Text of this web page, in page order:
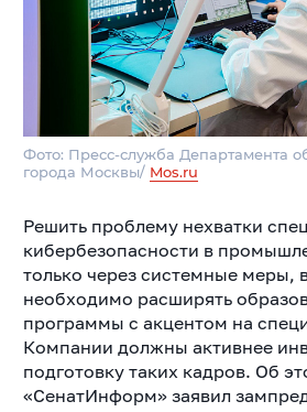
Фото: Пресс-служба Департамента
города Москвы/ Mos.ru
Решить проблему нехватки
кибербезопасности в
только через системные меры,
необходимо расширять
программы с акцентом на
Компании должны активнее
подготовку таких кадров. Об
«СенатИнформ» заявил